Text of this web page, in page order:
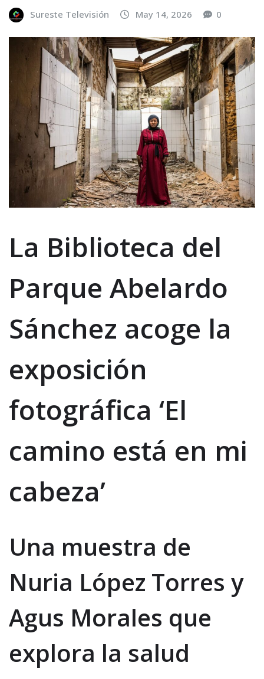
Sureste Televisión May 14, 2026 0
La Biblioteca del
Parque Abelardo
Sánchez acoge la
exposición
fotográfica ‘El
camino está en mi
cabeza’
Una muestra de
Nuria López Torres y
Agus Morales que
explora la salud